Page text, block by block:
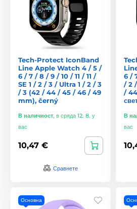
Tech-Protect IconBand
Line Apple Watch 4 / 5 /
6 / 7 / 8 / 9 / 10 / 11 / 11 /
SE 1 / 2 / 3 / Ultra 1 / 2 / 3
/ 3 (42 / 44 / 45 / 46 / 49
mm), černý
В наличност, в сряда 12. 8. у
вас
10,47 €
Сравнете
6 /
/ 2
/
В
вас
Основна